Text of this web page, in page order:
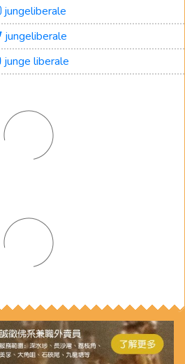
jungeliberale
jungeliberale
junge liberale